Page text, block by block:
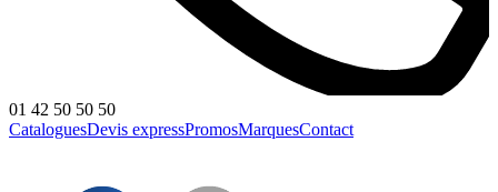
01 42 50 50 50
CataloguesDevis expressPromosMarquesContact